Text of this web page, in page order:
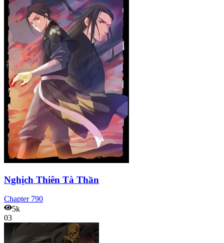
Nghịch Thiên Tà Thần
Chapter 790
5k
03